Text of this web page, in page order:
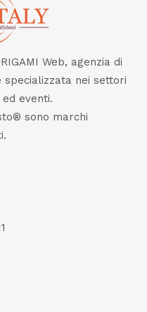
Web, agenzia di
specializzata nei settori
eventi.
sono marchi